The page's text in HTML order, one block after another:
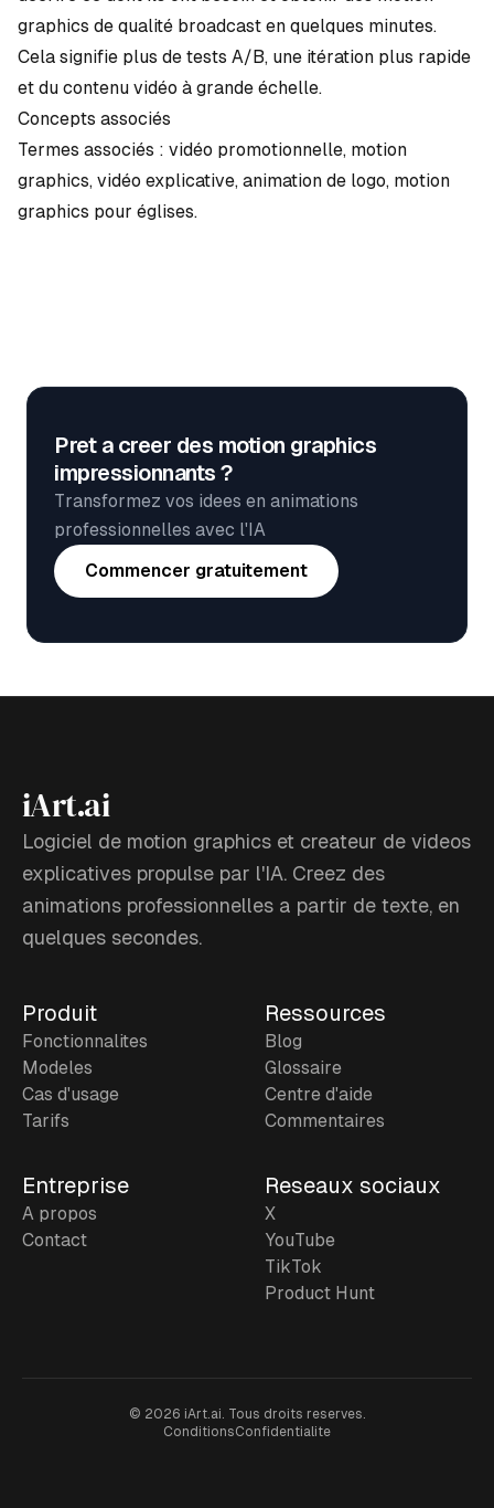
graphics de qualité broadcast en quelques minutes.
Cela signifie plus de tests A/B, une itération plus rapide
et du contenu vidéo à grande échelle.
Concepts associés
Termes associés : vidéo promotionnelle, motion
graphics, vidéo explicative, animation de logo, motion
graphics pour églises.
Pret a creer des motion graphics
impressionnants ?
Transformez vos idees en animations
professionnelles avec l'IA
Commencer gratuitement
iArt.ai
Logiciel de motion graphics et createur de videos
explicatives propulse par l'IA. Creez des
animations professionnelles a partir de texte, en
quelques secondes.
Produit
Fonctionnalites
Modeles
Cas d'usage
Tarifs
Ressources
Blog
Glossaire
Centre d'aide
Commentaires
Entreprise
A propos
Contact
Reseaux sociaux
X
YouTube
TikTok
Product Hunt
© 2026 iArt.ai. Tous droits reserves.
ConditionsConfidentialite